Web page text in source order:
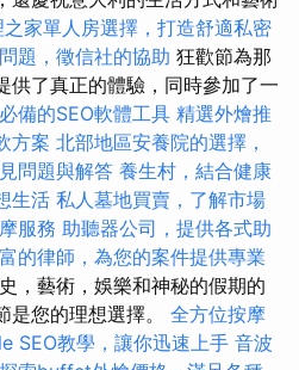
之家單人房選擇，打造舒適私密
題，徵信社的協助 狂歡節為那
供了真正的體驗，同時參加了一
必備的SEO軟體工具 精選外燴推
方案 北部地區安養院的選擇，
問題與解答 養生村，結合健康
生活 私人墓地買賣，了解市場
服務 助聽器公司，提供各式助
的律師，為您的案件提供專業
，藝術，娛樂和神秘的假期的
是您的理想選擇。 全方位按摩
SEO教學，讓你迅速上手 音波